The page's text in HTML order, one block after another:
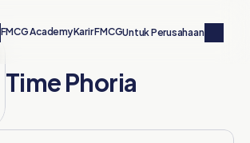
FMCG AcademyKarir FMCGUntuk Perusahaan
Hubungi Kami
Time Phoria